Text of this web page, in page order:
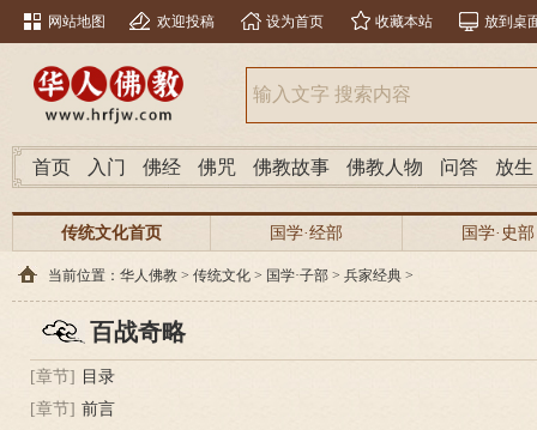
网站地图 欢迎投稿 设为首页 收藏本站 放到桌
首页 入门 佛经 佛咒 佛教故事 佛教人物 问答 放生
传统文化首页 国学·经部 国学·史部
当前位置： 华人佛教 > 传统文化 > 国学·子部 > 兵家经典 >
百战奇略
[章节]
目录
[章节] 前言